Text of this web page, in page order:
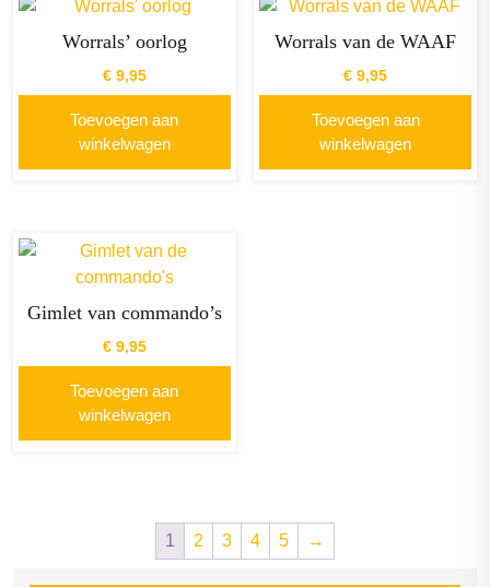
Worrals’ oorlog
€9,95
Toevoegen aan
winkelwagen
Worrals van de WAAF
€ 9,95
Toevoegen aan
winkelwagen
Gimlet van commando’s
€9,95
Toevoegen aan
winkelwagen
1 2 3 4 5 →